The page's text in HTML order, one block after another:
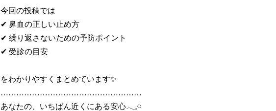
今回の投稿では
✔ 鼻血の正しい止め方
✔ 繰り返さないための予防ポイント
✔ 受診の目安
をわかりやすくまとめています✨
………………………………………………
あなたの、いちばん近くにある安心𓂃𓈒𓏸